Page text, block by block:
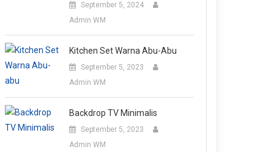
September 5, 2024
Admin WM
Kitchen Set Warna Abu-Abu
September 5, 2023
Admin WM
Backdrop TV Minimalis
September 5, 2023
Admin WM